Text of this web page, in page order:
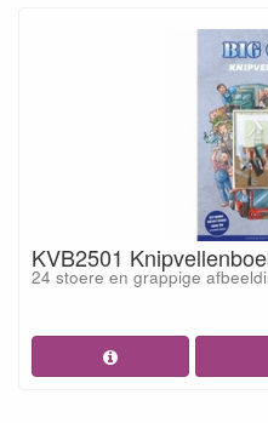
KVB2501
24 stoere en grappige